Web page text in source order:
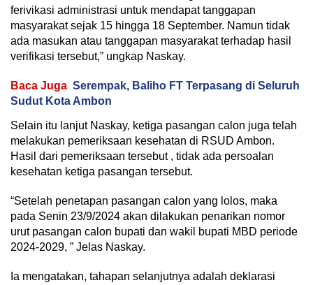
ferivikasi administrasi untuk mendapat tanggapan
masyarakat sejak 15 hingga 18 September. Namun tidak
ada masukan atau tanggapan masyarakat terhadap hasil
verifikasi tersebut,” ungkap Naskay.
Baca Juga Serempak, Baliho FT Terpasang di Seluruh
Sudut Kota Ambon
Selain itu lanjut Naskay, ketiga pasangan calon juga telah
melakukan pemeriksaan kesehatan di RSUD Ambon.
Hasil dari pemeriksaan tersebut , tidak ada persoalan
kesehatan ketiga pasangan tersebut.
“Setelah penetapan pasangan calon yang lolos, maka
pada Senin 23/9/2024 akan dilakukan penarikan nomor
urut pasangan calon bupati dan wakil bupati MBD periode
2024-2029, ” Jelas Naskay.
Ia mengatakan, tahapan selanjutnya adalah deklarasi